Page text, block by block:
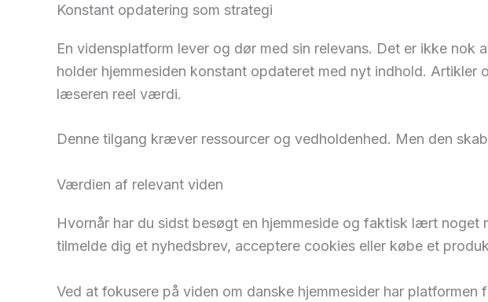
Konstant opdatering som strategi
En vidensplatform lever og dør med sin relevans. Det er ikke
holder hjemmesiden konstant opdateret med nyt indhold. Artikler
læseren reel værdi.
Denne tilgang kræver ressourcer og vedholdenhed. Men den
Værdien af relevant viden
Hvornår har du sidst besøgt en hjemmeside og faktisk lært
tilmelde dig et nyhedsbrev, acceptere cookies eller købe et
Ved at fokusere på viden om danske hjemmesider har